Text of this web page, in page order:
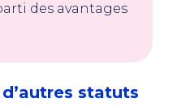
des avantages
statuts